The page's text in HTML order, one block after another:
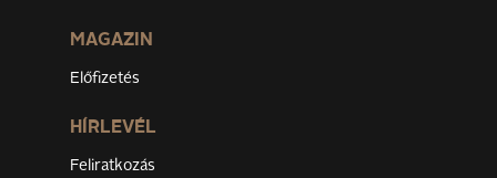
MAGAZIN
Előfizetés
HÍRLEVÉL
Feliratkozás